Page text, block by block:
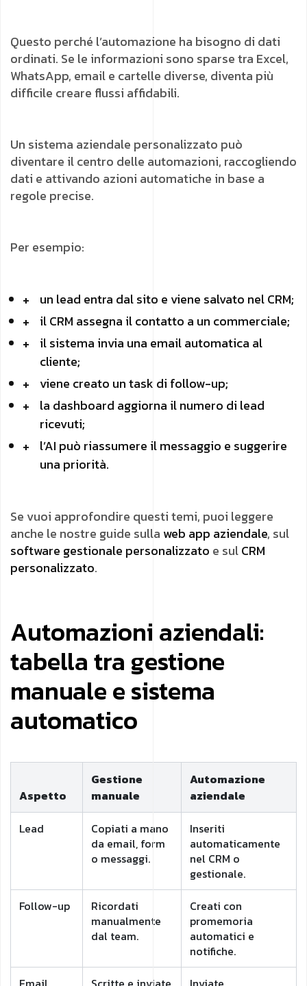
Questo perché l’automazione ha bisogno di dati
ordinati. Se le informazioni sono sparse tra Excel,
WhatsApp, email e cartelle diverse, diventa più
difficile creare flussi affidabili.
Un sistema aziendale personalizzato può
diventare il centro delle automazioni, raccogliendo
dati e attivando azioni automatiche in base a
regole precise.
Per esempio:
un lead entra dal sito e viene salvato nel CRM;
il CRM assegna il contatto a un commerciale;
il sistema invia una email automatica al
cliente;
viene creato un task di follow-up;
la dashboard aggiorna il numero di lead
ricevuti;
l’AI può riassumere il messaggio e suggerire
una priorità.
Se vuoi approfondire questi temi, puoi leggere
anche le nostre guide sulla web app aziendale, sul
software gestionale personalizzato e sulCRM
personalizzato.
Automazioni aziendali:
tabella tra gestione
manuale e sistema
automatico
Aspetto
Gestione
manuale
Automazione
aziendale
Lead
Copiati a mano
da email, form
o messaggi.
Inseriti
automaticamente
nel CRM o
gestionale.
Follow-up
Ricordati
manualmente
dal team.
Creati con
promemoria
automatici e
notifiche.